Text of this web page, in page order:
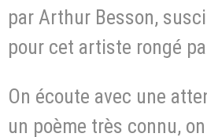
par Arthur Besson,
pour cet artiste rongé
On écoute avec une
un poème très connu,